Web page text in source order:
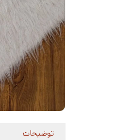
توضیحات